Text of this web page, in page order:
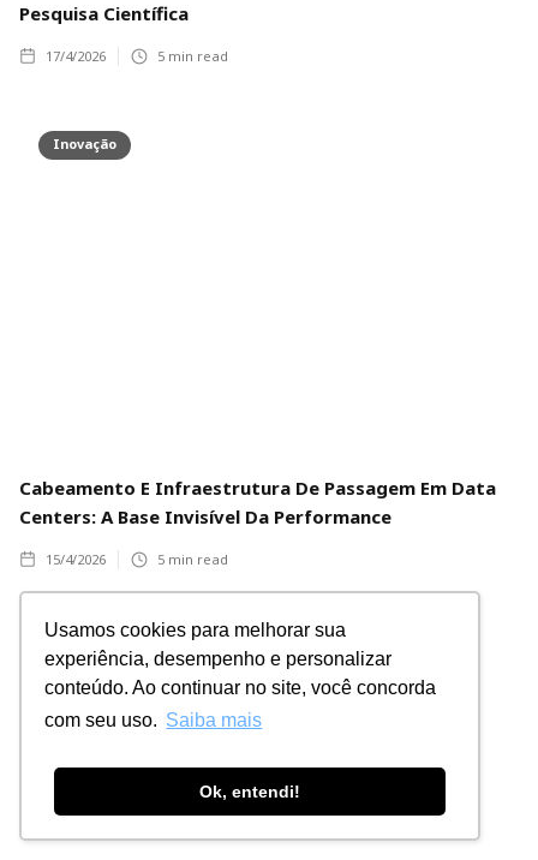
Usamos cookies para melhorar sua
experiência, desempenho e personalizar
conteúdo. Ao continuar no site, você concorda
com seu uso. Saiba mais
Ok, entendi!
Pesquisa Científica
17/4/2026 5 min read
Inovação
Cabeamento E Infraestrutura De Passagem Em Data
Centers: A Base Invisível Da Performance
15/4/2026 5 min read
Mundo MSE